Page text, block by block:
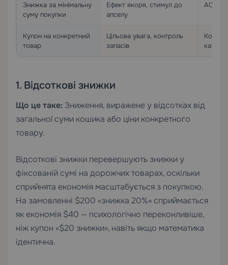
Знижка за мінімальну
суму покупки
Ефект якоря, стимул до
апселу
AOV
Купон на конкретний
товар
Цільова увага, контроль
запасів
1. Відсоткові знижки
Що це таке: Зниження, виражене у відсотках від
загальної суми кошика або ціни конкретного
товару.
Відсоткові знижки перевершують знижки у
фіксованій сумі на дорожчих товарах, оскільки
сприйнята економія масштабується з покупкою.
На замовленні $200 «знижка 20%» сприймається
як економія $40 — психологічно переконливіше,
ніж купон «$20 знижки», навіть якщо математика
ідентична.